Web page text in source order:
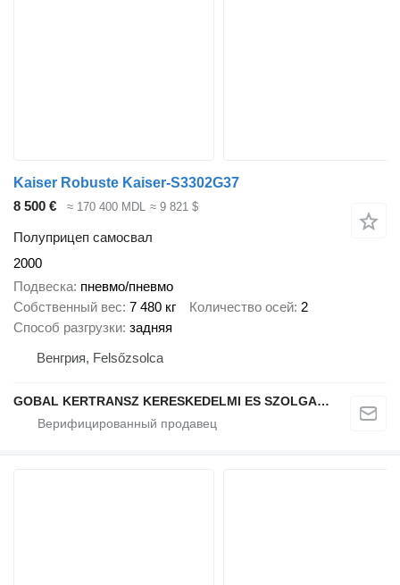
Kaiser Robuste Kaiser-S3302G37
8 500 €
≈ 170 400 MDL ≈ 9 821 $
Полуприцеп самосвал
2000
Подвеска пневмо/пневмо
Собственный вес 7 480 кг Количество осей 2
Способ разгрузки задняя
Венгрия, Felsőzsolca
GOBAL KERTRANSZ KERESKEDELMI ES SZOLGALTATO KFT.